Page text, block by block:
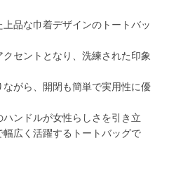
品な巾着デザインのトートバッ
セントとなり、洗練された印象
がら、開閉も簡単で実用性に優
ンドルが女性らしさを引き立
広く活躍するトートバッグで